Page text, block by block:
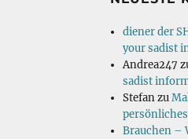
diener der
your sadist
Andrea247
sadist
Stefanzu
Brauchen –